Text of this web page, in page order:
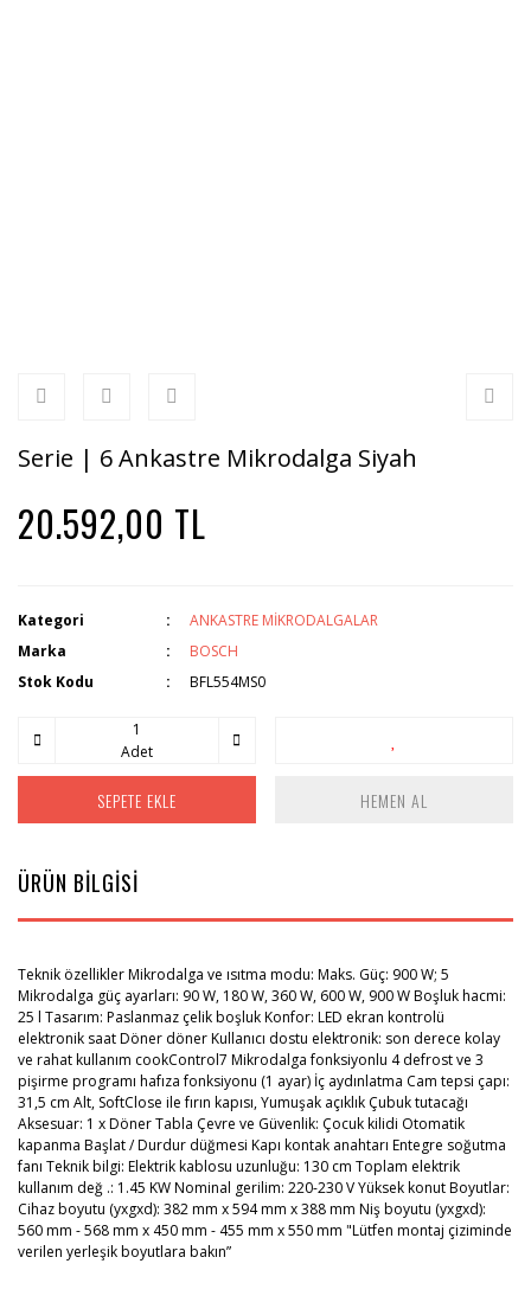
Serie | 6 Ankastre Mikrodalga Siyah
20.592,00 TL
Kategori
ANKASTRE MİKRODALGALAR
Marka
BOSCH
Stok Kodu
BFL554MS0
Adet
SEPETE EKLE HEMEN AL
ÜRÜN BİLGİSİ
Teknik özellikler Mikrodalga ve ısıtma modu: Maks. Güç: 900 W; 5
Mikrodalga güç ayarları: 90 W, 180 W, 360 W, 600 W, 900 W Boşluk hacmi:
25 l Tasarım: Paslanmaz çelik boşluk Konfor: LED ekran kontrolü
elektronik saat Döner döner Kullanıcı dostu elektronik: son derece kolay
ve rahat kullanım cookControl7 Mikrodalga fonksiyonlu 4 defrost ve 3
pişirme programı hafıza fonksiyonu (1 ayar) İç aydınlatma Cam tepsi çapı:
31,5 cm Alt, SoftClose ile fırın kapısı, Yumuşak açıklık Çubuk tutacağı
Aksesuar: 1 x Döner Tabla Çevre ve Güvenlik: Çocuk kilidi Otomatik
kapanma Başlat / Durdur düğmesi Kapı kontak anahtarı Entegre soğutma
fanı Teknik bilgi: Elektrik kablosu uzunluğu: 130 cm Toplam elektrik
kullanım değ .: 1.45 KW Nominal gerilim: 220-230 V Yüksek konut Boyutlar:
Cihaz boyutu (yxgxd): 382 mm x 594 mm x 388 mm Niş boyutu (yxgxd):
560 mm - 568 mm x 450 mm - 455 mm x 550 mm "Lütfen montaj çiziminde
verilen yerleşik boyutlara bakın”